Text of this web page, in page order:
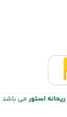
ریحانه استورمی باشد